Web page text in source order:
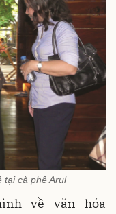
tại cà phê Arul
về văn hóa